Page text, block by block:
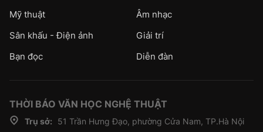
Mỹ thuật
Âm nhạc
Sân khấu - Điện ảnh
Giải trí
Bạn đọc
Diễn đàn
THỜI BÁO VĂN HỌC NGHỆ THUẬT
Trụ sở:
51 Trần Hưng Đạo, phường Cửa Nam, TP.Hà Nội